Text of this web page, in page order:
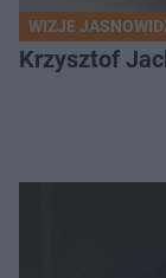
WIZJE
Krzysztof